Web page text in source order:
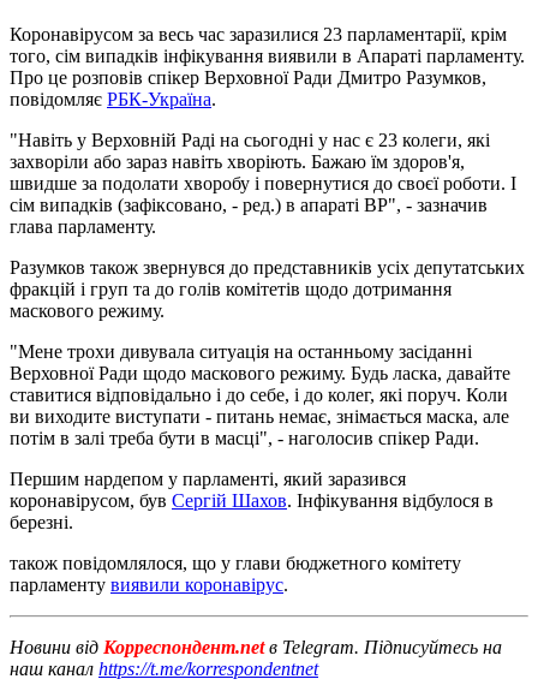
Коронавірусом за весь час заразилися 23 парламентарії, крім
того, сім випадків інфікування виявили в Апараті парламенту.
Про це розповів спікер Верховної Ради Дмитро Разумков,
повідомляє РБК-Україна.
"Навіть у Верховній Раді на сьогодні у нас є 23 колеги, які
захворіли або зараз навіть хворіють. Бажаю їм здоров'я,
швидше за подолати хворобу і повернутися до своєї роботи. І
сім випадків (зафіксовано, - ред.) в апараті ВР", - зазначив
глава парламенту.
Разумков також звернувся до представників усіх депутатських
фракцій і груп та до голів комітетів щодо дотримання
маскового режиму.
"Мене трохи дивувала ситуація на останньому засіданні
Верховної Ради щодо маскового режиму. Будь ласка, давайте
ставитися відповідально і до себе, і до колег, які поруч. Коли
ви виходите виступати - питань немає, знімається маска, але
потім в залі треба бути в масці", - наголосив спікер Ради.
Першим нардепом у парламенті, який заразився
коронавірусом, був Сергій Шахов. Інфікування відбулося в
березні.
також повідомлялося, що у глави бюджетного комітету
парламенту виявили коронавірус.
Новини від Корреспондент.netв Telegram. Підписуйтесь на
наш канал https://t.me/korrespondentnet